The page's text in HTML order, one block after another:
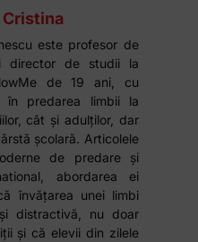
este profesor de
director de studii la
de 19 ani, cu
în predarea limbii la
cât și adulților, dar
școlară. Articolele
de predare și
abordarea ei
învățarea unei limbi
distractivă, nu doar
și că elevii din zilele